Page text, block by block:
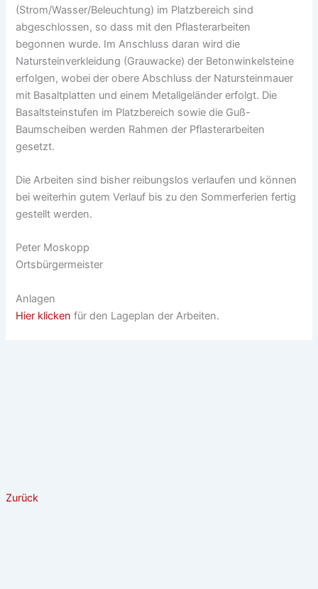
Zurück
(Strom/Wasser/Beleuchtung) im Platzbereich sind
abgeschlossen, so dass mit den Pflasterarbeiten
begonnen wurde. Im Anschluss daran wird die
Natursteinverkleidung (Grauwacke) der Betonwinkelsteine
erfolgen, wobei der obere Abschluss der Natursteinmauer
mit Basaltplatten und einem Metallgeländer erfolgt. Die
Basaltsteinstufen im Platzbereich sowie die Guß-
Baumscheiben werden Rahmen der Pflasterarbeiten
gesetzt.
Die Arbeiten sind bisher reibungslos verlaufen und können
bei weiterhin gutem Verlauf bis zu den Sommerferien fertig
gestellt werden.
Peter Moskopp
Ortsbürgermeister
Anlagen
Hier klicken für den Lageplan der Arbeiten.